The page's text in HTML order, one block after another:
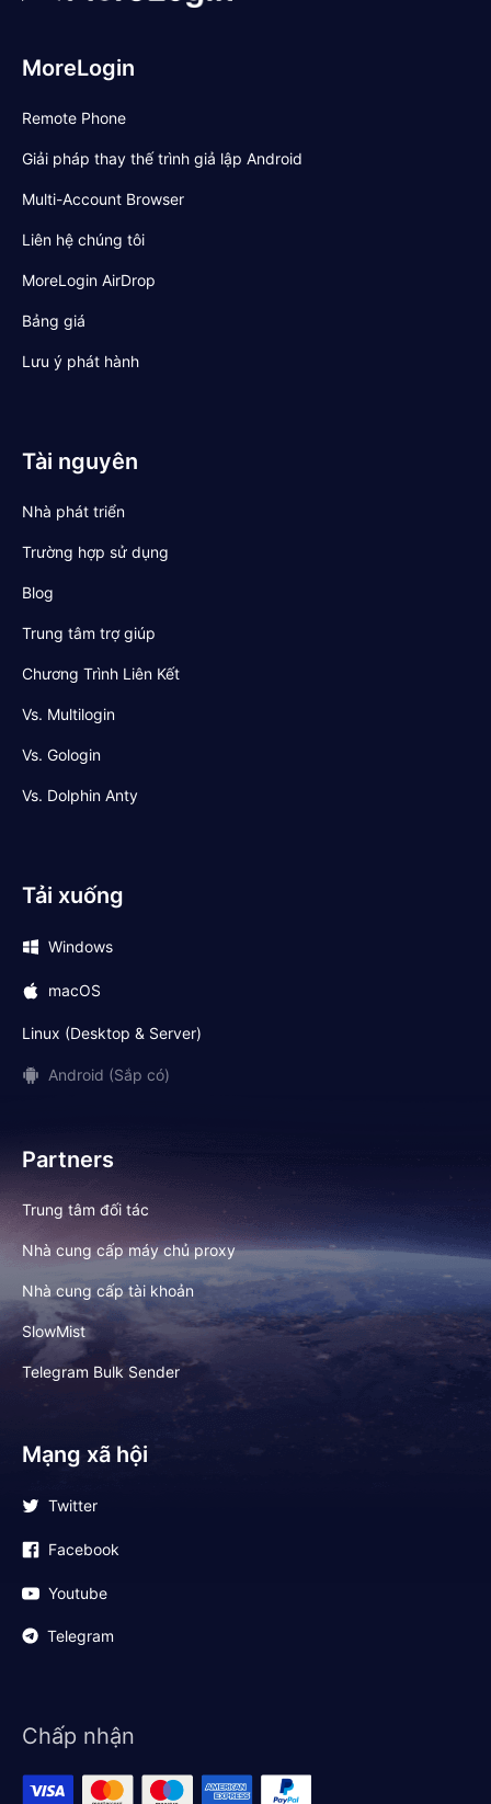
MoreLogin
Remote Phone
Giải pháp thay thế trình giả lập Android
Multi-Account Browser
Liên hệ chúng tôi
MoreLogin AirDrop
Bảng giá
Lưu ý phát hành
Tài nguyên
Nhà phát triển
Trường hợp sử dụng
Blog
Trung tâm trợ giúp
Chương Trình Liên Kết
Vs. Multilogin
Vs. Gologin
Vs. Dolphin Anty
Tải xuống
Windows
macOS
Linux (Desktop & Server)
Android (Sắp có)
Partners
Trung tâm đối tác
Nhà cung cấp máy chủ proxy
Nhà cung cấp tài khoản
SlowMist
Telegram Bulk Sender
Mạng xã hội
Twitter
Facebook
Youtube
Telegram
Chấp nhận